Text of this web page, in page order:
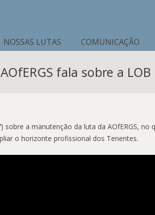
NOSSAS LUTAS COMUNICAÇÃO
fala sobre a
sobre a manutenção da luta da AOfERGS,
o horizonte profissional dos Tenentes.